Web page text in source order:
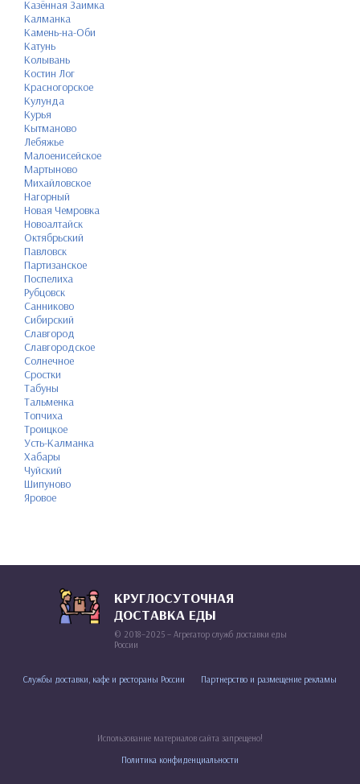
Казённая Заимка
Калманка
Камень-на-Оби
Катунь
Колывань
Костин Лог
Красногорское
Кулунда
Курья
Кытманово
Лебяжье
Малоенисейское
Мартыново
Михайловское
Нагорный
Новая Чемровка
Новоалтайск
Октябрьский
Павловск
Партизанское
Поспелиха
Рубцовск
Санниково
Сибирский
Славгород
Славгородское
Солнечное
Сростки
Табуны
Тальменка
Топчиха
Троицкое
Усть-Калманка
Хабары
Чуйский
Шипуново
Яровое
КРУГЛОСУТОЧНАЯ
ДОСТАВКА ЕДЫ
© 2018–2025 – Агрегатор служб доставки еды
России
Службы доставки, кафе и рестораны России Партнерство и размещение рекламы
Использование материалов сайта запрещено!
Политика конфиденциальности